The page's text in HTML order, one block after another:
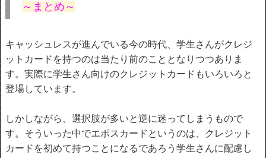
～まとめ～
キャッシュレスが進んでいる今の時代、学生さんがクレジ
ットカードを持つのは当たり前のこととなりつつありま
す。実際に学生さん向けのクレジットカードもいろいろと
登場しています。
しかしながら、選択肢が多いと逆に迷ってしまうもので
す。そういった中でエポスカードというのは、クレジット
カードを初めて持つことになるであろう学生さんに配慮し